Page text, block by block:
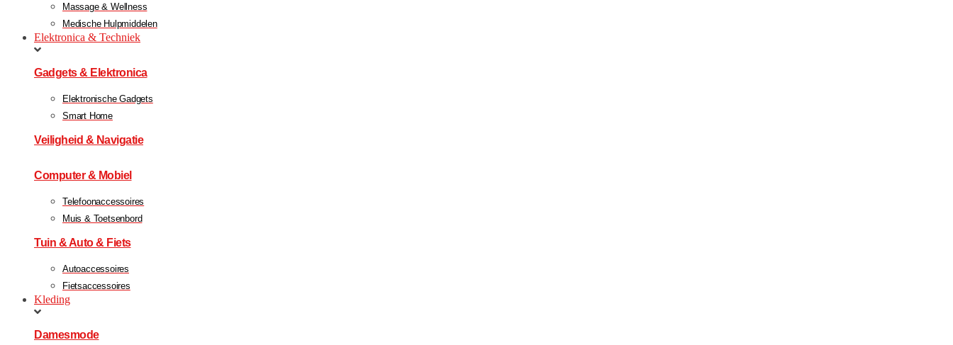
Massage & Wellness
Medische Hulpmiddelen
Elektronica & Techniek
Gadgets & Elektronica
Elektronische Gadgets
Smart Home
Veiligheid & Navigatie
Computer & Mobiel
Telefoonaccessoires
Muis & Toetsenbord
Tuin & Auto & Fiets
Autoaccessoires
Fietsaccessoires
Kleding
Damesmode